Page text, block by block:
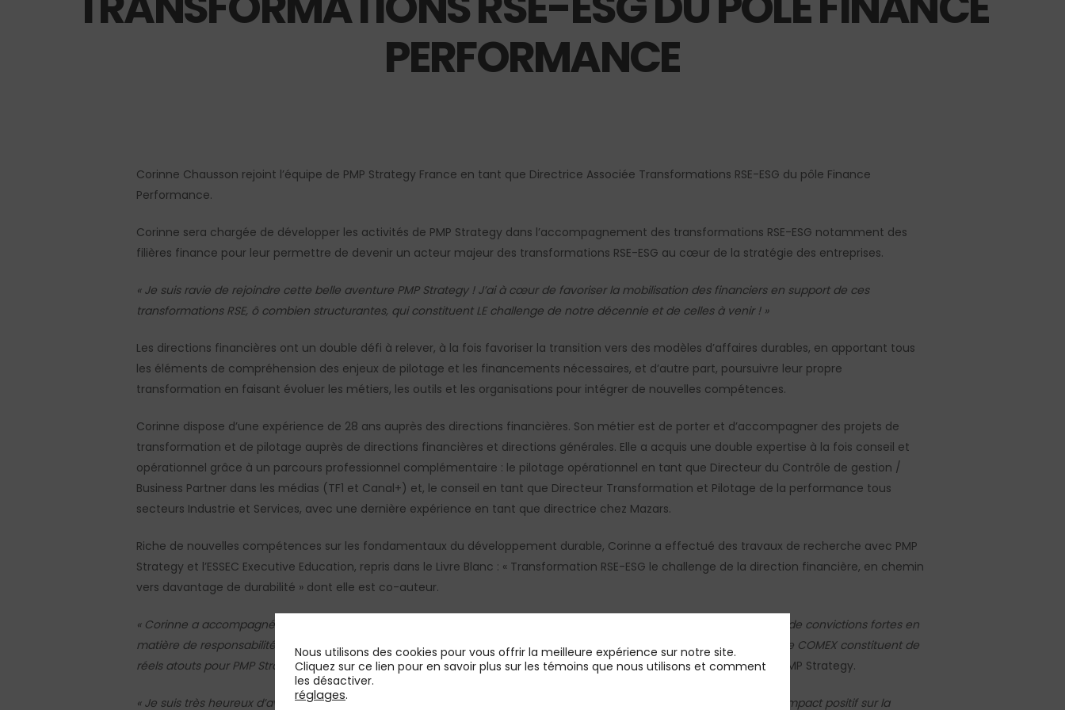
PERFORMANCE
Corinne Chausson rejoint l’équipe de PMP Strategy France en tant que Directrice Associée Transformations RSE-ESG du pôle Finance
Performance.
Corinne sera chargée de développer les activités de PMP Strategy dans l’accompagnement des transformations RSE-ESG notamment des
filières finance pour leur permettre de devenir un acteur majeur des transformations RSE-ESG au cœur de la stratégie des entreprises.
« Je suis ravie de rejoindre cette belle aventure PMP Strategy ! J’ai à cœur de favoriser la mobilisation des financiers en support de ces
transformations RSE, ô combien structurantes, qui constituent LE challenge de notre décennie et de celles à venir ! »
Les directions financières ont un double défi à relever, à la fois favoriser la transition vers des modèles d’affaires durables, en apportant tous
les éléments de compréhension des enjeux de pilotage et les financements nécessaires, et d’autre part, poursuivre leur propre
transformation en faisant évoluer les métiers, les outils et les organisations pour intégrer de nouvelles compétences.
Corinne dispose d’une expérience de 28 ans auprès des directions financières. Son métier est de porter et d’accompagner des projets de
transformation et de pilotage auprès de directions financières et directions générales. Elle a acquis une double expertise à la fois conseil et
opérationnel grâce à un parcours professionnel complémentaire : le pilotage opérationnel en tant que Directeur du Contrôle de gestion /
Business Partner dans les médias (TF1 et Canal+) et, le conseil en tant que Directeur Transformation et Pilotage de la performance tous
secteurs Industrie et Services, avec une dernière expérience en tant que directrice chez Mazars.
Riche de nouvelles compétences sur les fondamentaux du développement durable, Corinne a effectué des travaux de recherche avec PMP
Strategy et l’ESSEC Executive Education, repris dans le Livre Blanc : « Transformation RSE-ESG le challenge de la direction financière, en chemin
vers davantage de durabilité » dont elle est co-auteur.
« Corinne a accompagné plusieurs transformations digitales et organisationnelles dans des grands groupes et dispose de convictions fortes en
matière de responsabilité des modèles d’affaires. Son expertise et son expérience auprès de directions financières et de COMEX constituent de
réels atouts pour PMP Strategy et les entreprises que nous accompagnons. »,souligne Alexis Sztejnhorn, Partner chez PMP Strategy.
« Je suis très heureux d’avoir Corinne à nos côtés pour accompagner l’ambition que PMP Strategy s’est fixée : avoir un impact positif sur la
Nous utilisons des cookies pour vous offrir la meilleure expérience sur notre site.
Cliquez sur ce lien pour en savoir plus sur les témoins que nous utilisons et comment
les désactiver.
réglages.